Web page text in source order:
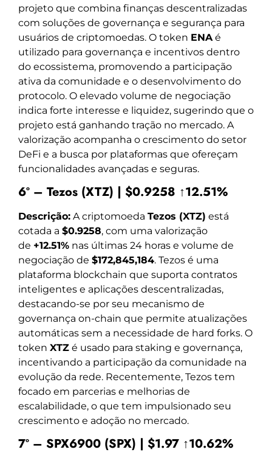
projeto que combina finanças descentralizadas
com soluções de governança e segurança para
usuários de criptomoedas. O token ENA é
utilizado para governança e incentivos dentro
do ecossistema, promovendo a participação
ativa da comunidade e o desenvolvimento do
protocolo. O elevado volume de negociação
indica forte interesse e liquidez, sugerindo que o
projeto está ganhando tração no mercado. A
valorização acompanha o crescimento do setor
DeFi e a busca por plataformas que ofereçam
funcionalidades avançadas e seguras.
6º – Tezos (XTZ) | $0.9258 ↑12.51%
Descrição: A criptomoeda Tezos (XTZ) está
cotada a $0.9258, com uma valorização
de +12.51% nas últimas 24 horas e volume de
negociação de $172,845,184. Tezos é uma
plataforma blockchain que suporta contratos
inteligentes e aplicações descentralizadas,
destacando-se por seu mecanismo de
governança on-chain que permite atualizações
automáticas sem a necessidade de hard forks. O
token XTZ é usado para staking e governança,
incentivando a participação da comunidade na
evolução da rede. Recentemente, Tezos tem
focado em parcerias e melhorias de
escalabilidade, o que tem impulsionado seu
crescimento e adoção no mercado.
7º – SPX6900 (SPX) | $1.97 ↑10.62%